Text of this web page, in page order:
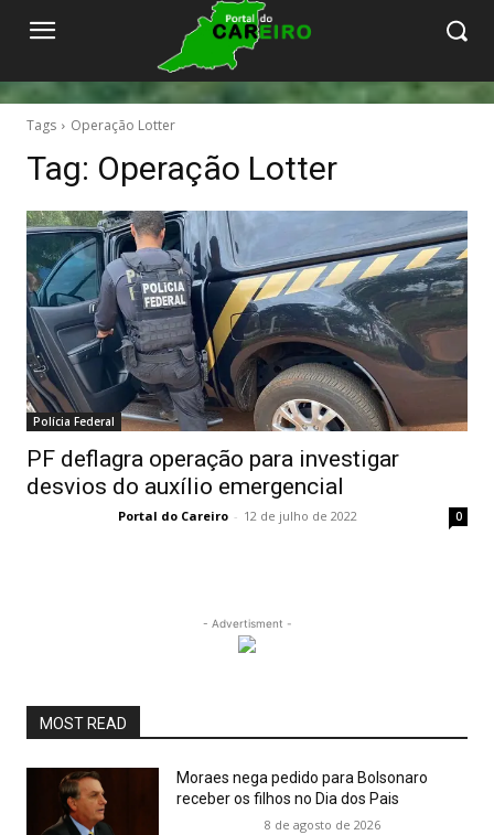
Tags Operação Lotter
Tag: Operação Lotter
Polícia Federal
PF deflagra operação para investigar
desvios do auxílio emergencial
Portal do Careiro - 12 de julho de 2022 0
- Advertisment -
MOST READ
Moraes nega pedido para Bolsonaro
receber os filhos no Dia dos Pais
8 de agosto de 2026